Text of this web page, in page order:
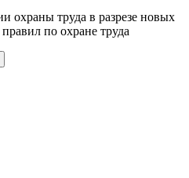
охраны труда в разрезе новых
по охране труда